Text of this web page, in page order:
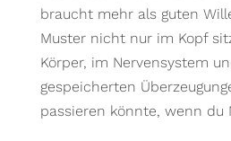
braucht mehr als guten
Muster nicht nur im Kopf
Körper, im Nervensystem
gespeicherten
passieren könnte, wenn du